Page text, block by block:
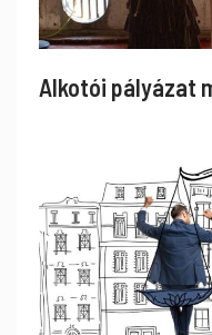
Alkotói pályázat